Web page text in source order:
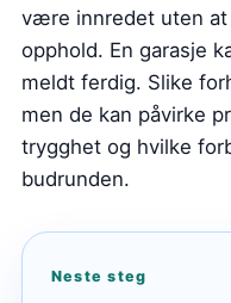
være innredet uten
opphold. En garasje
meldt ferdig. Slike
men de kan påvirke
trygghet og hvilke
budrunden.
Neste steg